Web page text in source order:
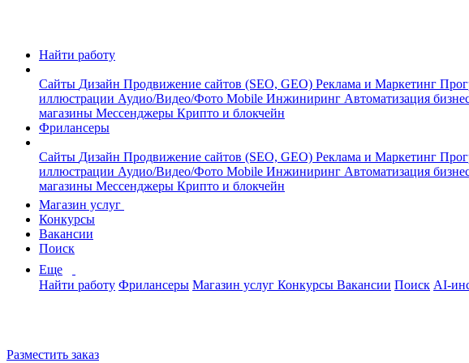
Найти работу
Сайты Дизайн Продвижение сайтов (SEO, GEO) Реклама и Маркетинг
иллюстрации Аудио/Видео/Фото Mobile Инжиниринг Автоматизация
магазины Мессенджеры Крипто и блокчейн
Фрилансеры
Сайты Дизайн Продвижение сайтов (SEO, GEO) Реклама и Маркетинг
иллюстрации Аудио/Видео/Фото Mobile Инжиниринг Автоматизация
магазины Мессенджеры Крипто и блокчейн
Магазин услуг
Конкурсы
Вакансии
Поиск
Еще
Найти работу Фрилансеры Магазин услуг Конкурсы Вакансии Поиск AI-
Разместить заказ